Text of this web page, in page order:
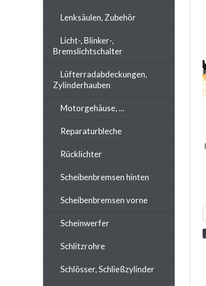
Lenksäulen, Zubehör
Licht-, Blinker-,
Bremslichtschalter
Lüfterradabdeckungen,
Zylinderhauben
Motorgehäuse, ...
Reparaturbleche
Rücklichter
Scheibenbremsen hinten
Scheibenbremsen vorne
Scheinwerfer
Schlitzrohre
Schlösser, Schließzylinder